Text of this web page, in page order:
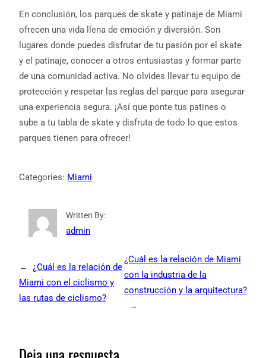
En conclusión, los parques de skate y patinaje de Miami
ofrecen una vida llena de emoción y diversión. Son
lugares donde puedes disfrutar de tu pasión por el skate
y el patinaje, conocer a otros entusiastas y formar parte
de una comunidad activa. No olvides llevar tu equipo de
protección y respetar las reglas del parque para asegurar
una experiencia segura. ¡Así que ponte tus patines o
sube a tu tabla de skate y disfruta de todo lo que estos
parques tienen para ofrecer!
Categories: Miami
Written By:
admin
←
¿Cuál es la relación de
Miami con el ciclismo y
las rutas de ciclismo?
¿Cuál es la relación de Miami
con la industria de la
construcción y la arquitectura?
→